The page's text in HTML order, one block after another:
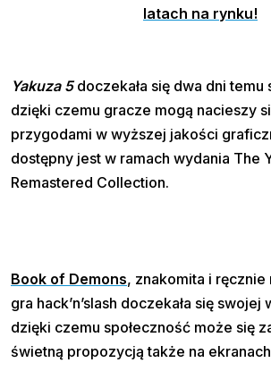
latach na rynku!
Yakuza 5doczekała się dwa dni temu
dzięki czemu gracze mogą nacieszy
przygodami w wyższej jakości
dostępny jest w ramach wydania The
Remastered Collection.
Book of Demons, znakomita i ręcznie
gra hack’n’slash doczekała się swojej
dzięki czemu społeczność może się
świetną propozycją także na